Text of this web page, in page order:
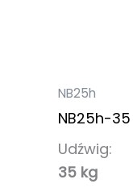
NB25h
NB25h-35
Udźwig:
35 kg